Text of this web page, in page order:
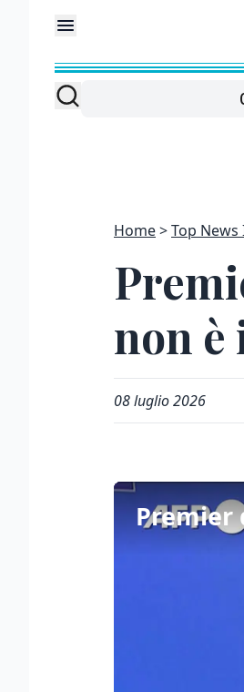
Home Top News
non è
08 luglio 2026
Premier